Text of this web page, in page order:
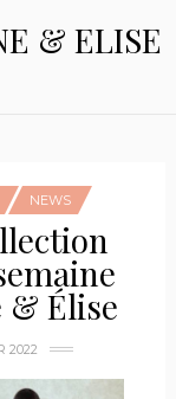
& ELISE
NEWS
& Élise
2022